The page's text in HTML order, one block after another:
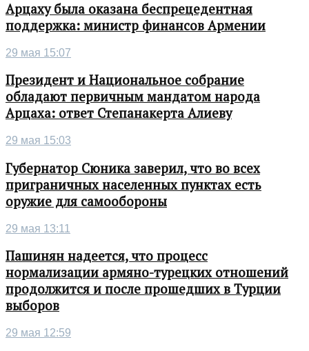
Арцаху была оказана беспрецедентная
поддержка: министр финансов Армении
29 мая 15:07
Президент и Национальное собрание
обладают первичным мандатом народа
Арцаха: ответ Степанакерта Алиеву
29 мая 15:03
Губернатор Сюника заверил, что во всех
приграничных населенных пунктах есть
оружие для самообороны
29 мая 13:11
Пашинян надеется, что процесс
нормализации армяно-турецких отношений
продолжится и после прошедших в Турции
выборов
29 мая 12:59